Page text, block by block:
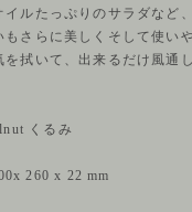
イルたっぷりのサラダなど
さらに美しくそして使い
拭いて、出来るだけ風通
くるみ
260 x 22 mm